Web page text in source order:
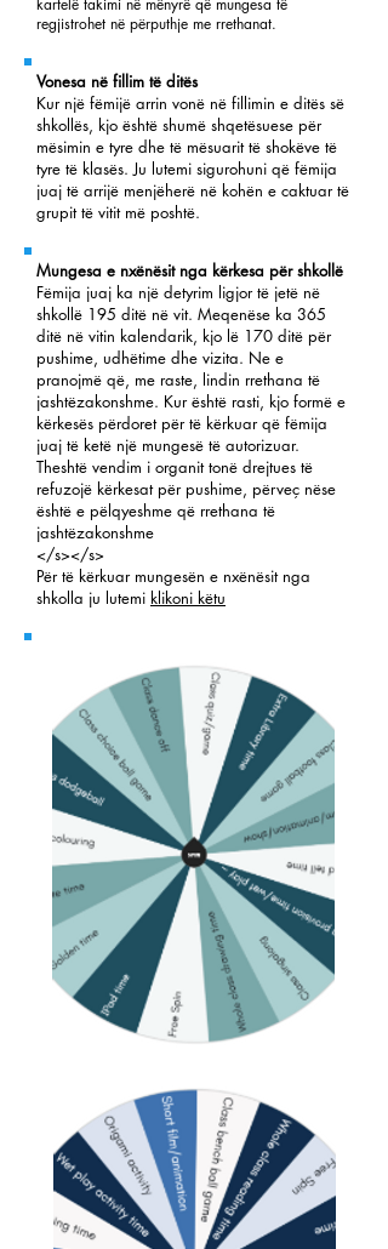
kartelë takimi në mënyrë që mungesa të
regjistrohet në përputhje me rrethanat.
Vonesa në fillim të ditës
Kur një fëmijë arrin vonë në fillimin e ditës së
shkollës, kjo është shumë shqetësuese për
mësimin e tyre dhe të mësuarit të shokëve të
tyre të klasës. Ju lutemi sigurohuni që fëmija
juaj të arrijë menjëherë në kohën e caktuar të
grupit të vitit më poshtë.
Mungesa e nxënësit nga kërkesa për shkollë
Fëmija juaj ka një detyrim ligjor të jetë në
shkollë 195 ditë në vit. Meqenëse ka 365
ditë në vitin kalendarik, kjo lë 170 ditë për
pushime, udhëtime dhe vizita. Ne e
pranojmë që, me raste, lindin rrethana të
jashtëzakonshme. Kur është rasti, kjo formë e
kërkesës përdoret për të kërkuar që fëmija
juaj të ketë një mungesë të autorizuar.
Theshtë vendim i organit tonë drejtues të
refuzojë kërkesat për pushime, përveç nëse
është e pëlqyeshme që rrethana të
jashtëzakonshme
</s></s>
Për të kërkuar mungesën e nxënësit nga
shkolla ju lutemi klikoni këtu